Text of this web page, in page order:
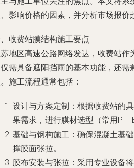
影响价格的因素，并分析市场报价
收费站膜结构施工要点
地区高速公路网络发达，收费站作
需具备遮阳挡雨的基本功能，还需
施工流程通常包括：
设计与方案定制：根据收费站的
果需求，进行膜材选型（常用
基础与钢构施工：确保混凝土基
撑膜面张拉。
膜布安装与张拉：采用专业设备